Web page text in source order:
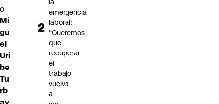
o
Mi
gu
el
Uri
be
Tu
rb
la
emergencia
laboral:
“Queremos
que
recuperar
el
trabajo
vuelva
a